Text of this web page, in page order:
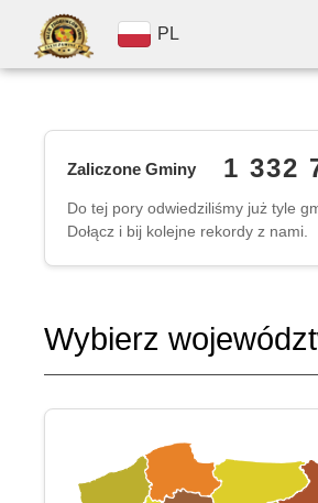
PL
Zaliczone Gminy 1 332
Do tej pory odwiedziliśmy już tyle
Dołącz i bij kolejne rekordy z nami.
Wybierz